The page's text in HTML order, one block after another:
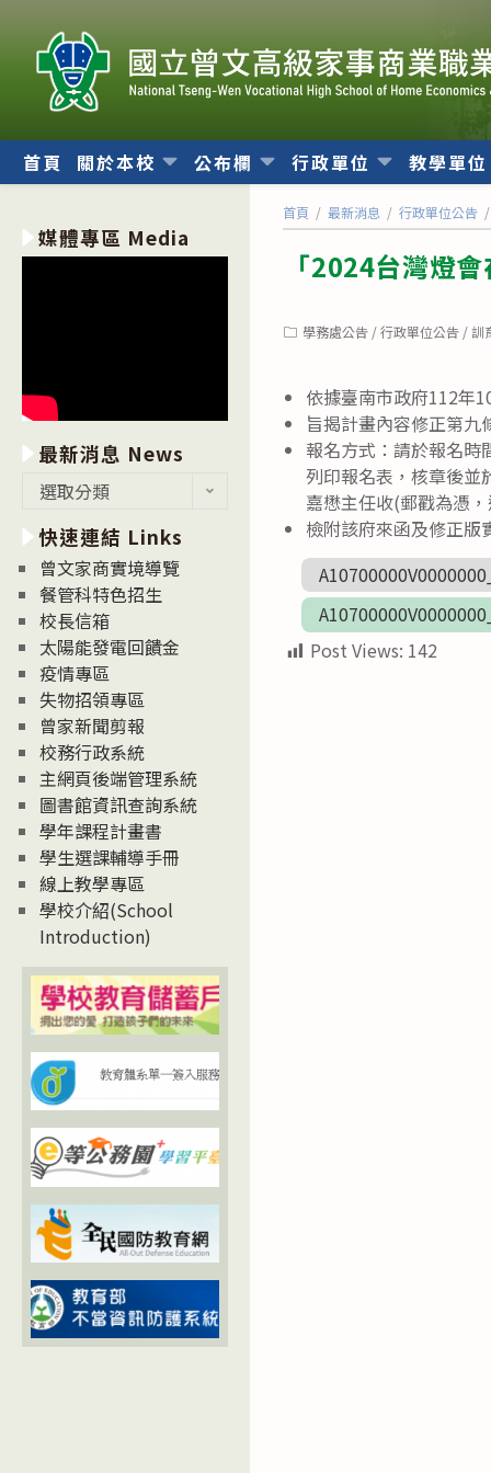
內
首頁 關於本校 公布欄 行政單位 教學單
首頁 / 最新消息 / 行政單位公告 /
「2024台灣燈
Post學務處公告 / 行政單位公告 / 訓
依據臺南市政府112年
旨揭計畫內容修正第
報名方式：請於報名時
列印報名表，核章後並
嘉懋主任收(郵戳為憑
檢附該府來函及修正版
Post Views: 142
媒體專區 Media
最新消息 News
消
息
News
選取分類
快速連結 Links
曾文家商實境導覽
餐管科特色招生
校長信箱
太陽能發電回饋金
疫情專區
失物招領專區
曾家新聞剪報
校務行政系統
主網頁後端管理系統
圖書館資訊查詢系統
學年課程計畫書
學生選課輔導手冊
線上教學專區
學校介紹(School
Introduction)